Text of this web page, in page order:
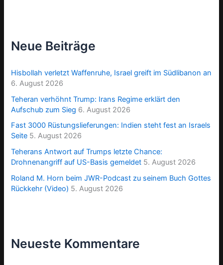
Neue Beiträge
Hisbollah verletzt Waffenruhe, Israel greift im Südlibanon an
6. August 2026
Teheran verhöhnt Trump: Irans Regime erklärt den
Aufschub zum Sieg 6. August 2026
Fast 3000 Rüstungslieferungen: Indien steht fest an Israels
Seite 5. August 2026
Teherans Antwort auf Trumps letzte Chance:
Drohnenangriff auf US-Basis gemeldet 5. August 2026
Roland M. Horn beim JWR-Podcast zu seinem Buch Gottes
Rückkehr (Video) 5. August 2026
Neueste Kommentare